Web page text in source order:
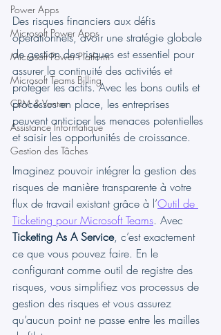
Power Apps
Microsoft Power Apps
Microsoft Power Platform
Microsoft Teams Billing
CRM & Ventes
Assistance Informatique
Gestion des Tâches
Des risques financiers aux défis
opérationnels, avoir une stratégie globale
de gestion des risques est essentiel pour
assurer la continuité des activités et
protéger les actifs. Avec les bons outils et
processus en place, les entreprises
peuvent anticiper les menaces potentielles
et saisir les opportunités de croissance.
Imaginez pouvoir intégrer la gestion des
risques de manière transparente à votre
flux de travail existant grâce à l’Outil de
Ticketing pour Microsoft Teams. Avec
Ticketing As A Service, c’est exactement
ce que vous pouvez faire. En le
configurant comme outil de registre des
risques, vous simplifiez vos processus de
gestion des risques et vous assurez
qu’aucun point ne passe entre les mailles